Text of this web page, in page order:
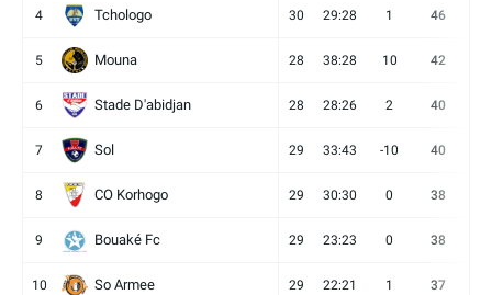
4 Tchologo 30 29:28 1 46
5 Mouna 28 38:28 10 42
6 Stade D'abidjan 28 28:26 2 40
7 Sol 29 33:43 -10 40
8 CO Korhogo 29 30:30 0 38
9 Bouaké Fc 29 23:23 0 38
10 So Armee 29 22:21 1 37